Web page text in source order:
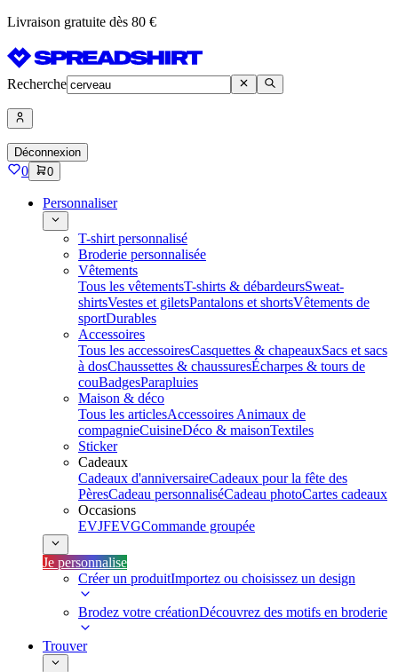
Livraison gratuite dès 80 €
Recherche
Déconnexion
0 0
Personnaliser
T-shirt personnalisé
Broderie personnalisée
Vêtements
Tous les vêtementsT-shirts & débardeursSweat-
shirtsVestes et giletsPantalons et shortsVêtements de
sportDurables
Accessoires
Tous les accessoiresCasquettes & chapeauxSacs et sacs
à dosChaussettes & chaussuresÉcharpes & tours de
couBadgesParapluies
Maison & déco
Tous les articlesAccessoires Animaux de
compagnieCuisineDéco & maisonTextiles
Sticker
Cadeaux
Cadeaux d'anniversaireCadeaux pour la fête des
PèresCadeau personnaliséCadeau photoCartes cadeaux
Occasions
EVJFEVGCommande groupée
Je personnalise
Créer un produitImportez ou choisissez un design
Brodez votre créationDécouvrez des motifs en broderie
Trouver